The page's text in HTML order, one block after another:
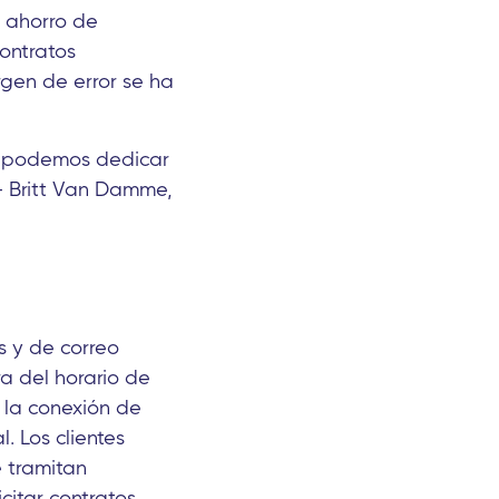
ahorro de
de error se ha
dedicar
Van Damme,
y de correo
del horario de
conexión de
Los clientes
tramitan